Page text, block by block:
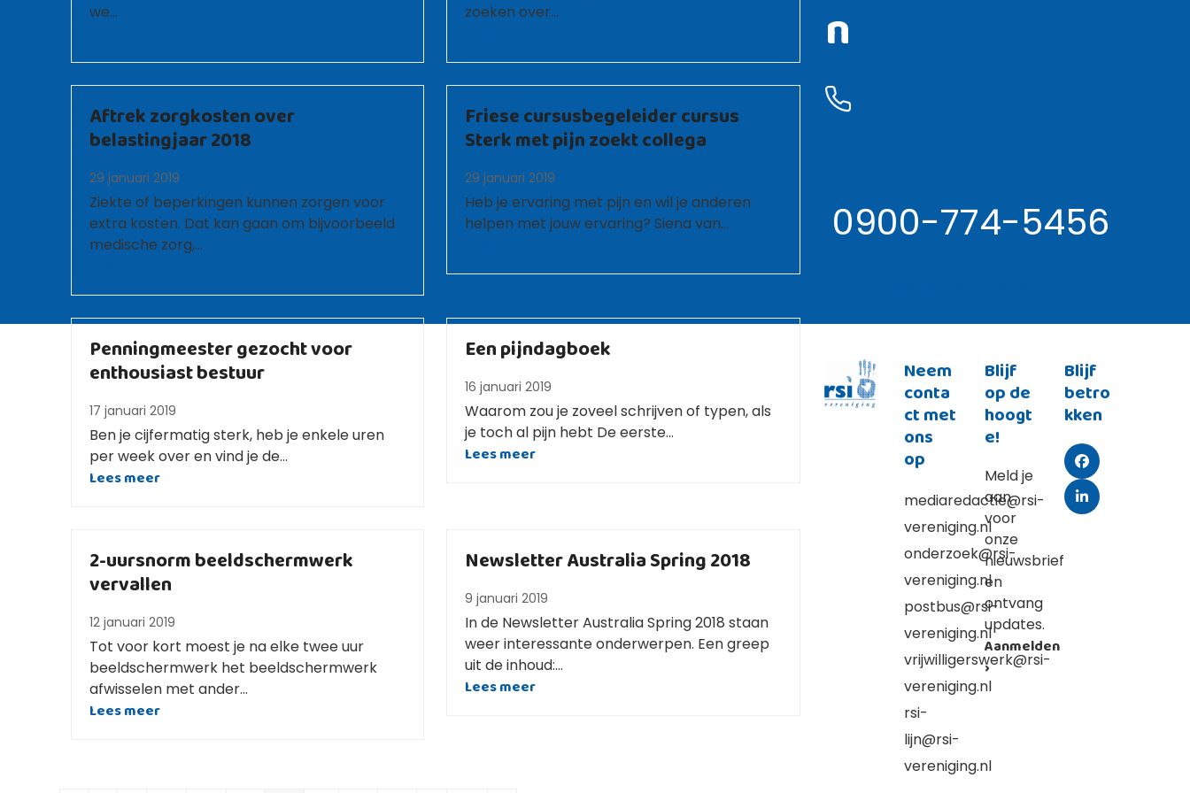
we…
zoeken over…
Aftrek zorgkosten over
belastingjaar 2018
29 januari 2019
Ziekte of beperkingen kunnen zorgen voor
extra kosten. Dat kan gaan om bijvoorbeeld
medische zorg,…
Friese cursusbegeleider cursus
Sterk met pijn zoekt collega
29 januari 2019
Heb je ervaring met pijn en wil je anderen
helpen met jouw ervaring? Siena van…
Penningmeester gezocht voor
enthousiast bestuur
17 januari 2019
Ben je cijfermatig sterk, heb je enkele uren
per week over en vind je de…
Lees meer
Een pijndagboek
16 januari 2019
Waarom zou je zoveel schrijven of typen, als
je toch al pijn hebt De eerste…
Lees meer
2-uursnorm beeldschermwerk
vervallen
12 januari 2019
Tot voor kort moest je na elke twee uur
beeldschermwerk het beeldschermwerk
afwisselen met ander…
Lees meer
Newsletter Australia Spring 2018
9 januari 2019
In de Newsletter Australia Spring 2018 staan
weer interessante onderwerpen. Een greep
uit de inhoud:…
Lees meer
n
0900-774-5456
Neem
conta
ct met
ons
op
mediaredactie@rsi-
vereniging.nl
onderzoek@rsi-
vereniging.nl
postbus@rsi-
vereniging.nl
vrijwilligerswerk@rsi-
vereniging.nl
rsi-
lijn@rsi-
vereniging.nl
Blijf
op de
hoogt
e!
Meld je
aan
voor
onze
nieuwsbrief
en
ontvang
updates.
Aanmelden
›
Blijf
betro
kken
Facebook
LinkedIn